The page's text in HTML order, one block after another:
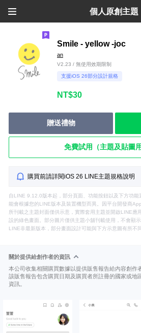
個人原創主題
Smile - yellow -joc
an
V2.23 / 無使用效期限制
支援iOS 26部分設計規格
NT$30
贈送禮物
免費試用（主題及貼圖用
購買前請詳閱iOS 26 LINE主題規格說明
自LINE 9.12.0版本起，部分頁面、功能按鈕以及下方功能
能會根據您的LINE版本及裝置機型而異。因平台開發商
所刊載之主題封面僅供示意，實際套用主題並開啟LINE應
設的綠色畫面。部分圖片僅供主題小舖刊載使用，不會顯
LINE非最新版本，部分畫面設計可能與下方示意圖有所不同
關於提供給創作者的資訊
本公司收集相關購買數據以提供販售報告給內容創作者
該販售報告包含購買日期及購買者所註冊的國家或地
資訊。